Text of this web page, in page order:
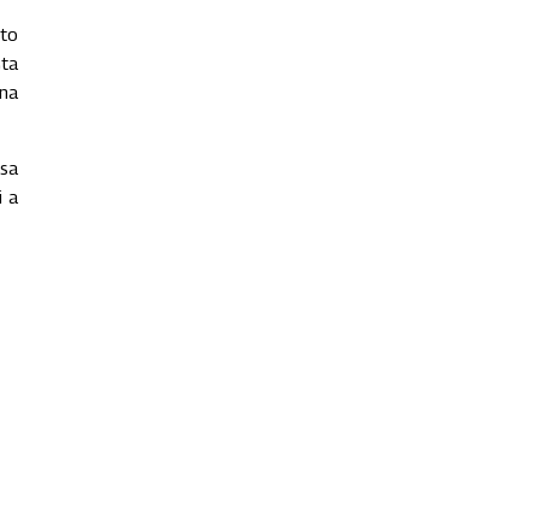
a